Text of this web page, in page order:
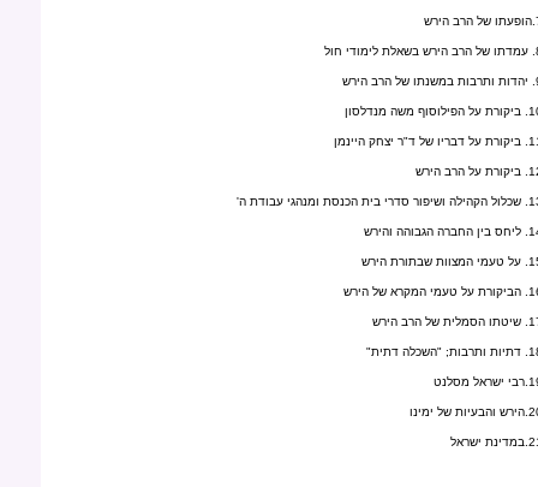
הירש
חול
הרב הירש
משה מנדלסון
של ד"ר יצחק היינמן
על הרב הירש
סדרי בית הכנסת ומנהגי עבודת ה'
הגבוהה והירש
שבתורת הירש
המקרא של הירש
של הרב הירש
"השכלה דתית"
מסלנט
של ימינו
ישראל